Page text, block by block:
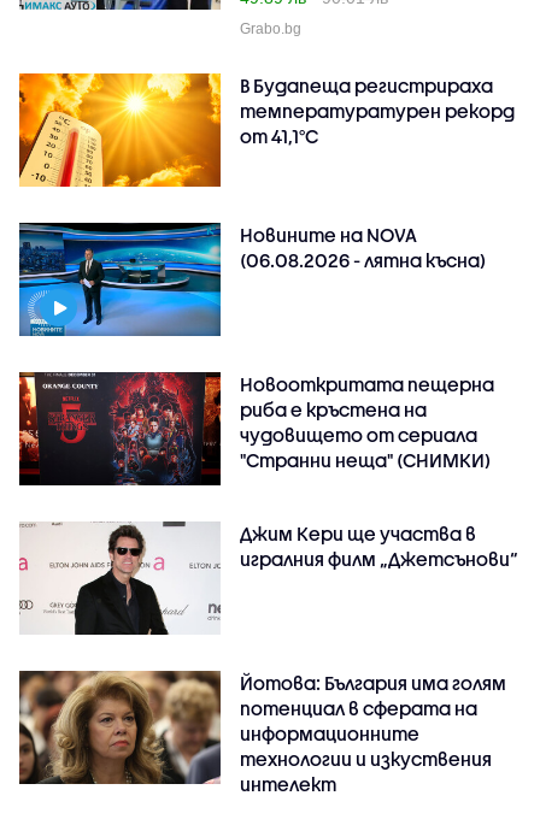
Grabo.bg
В Будапеща регистрираха
температуратурен рекорд
от 41,1°C
Новините на NOVA
(06.08.2026 - лятна късна)
Новооткритата пещерна
риба е кръстена на
чудовището от сериала
"Странни неща" (СНИМКИ)
Джим Кери ще участва в
игралния филм „Джетсънови“
Йотова: България има голям
потенциал в сферата на
информационните
технологии и изкуствения
интелект